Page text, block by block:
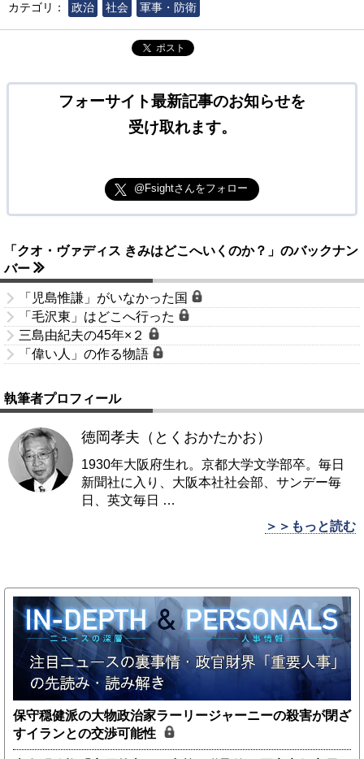
カテゴリ：
政治 社会 軍事・防衛
ポスト
フォーサイト最新記事のお知らせを
受け取れます。
@Fsightさんをフォロー
「クオ・ヴァディス きみはどこへいくのか？」のバックナン
バー
「児島惟謙」がいなかった国
「毛沢東」はどこへ行った
三島由紀夫の45年×２
「偉い人」の作る物語
執筆者プロフィール
徳岡孝夫（とくおかたかお）
1930年大阪府生れ。京都大学文学部卒。毎日
新聞社に入り、大阪本社社会部、サンデー毎
日、英文毎日 …
＞＞もっと読む
保守穏健派の大物政治家ラーリージャーニーの殺害が閉ざ
すイランとの交渉可能性